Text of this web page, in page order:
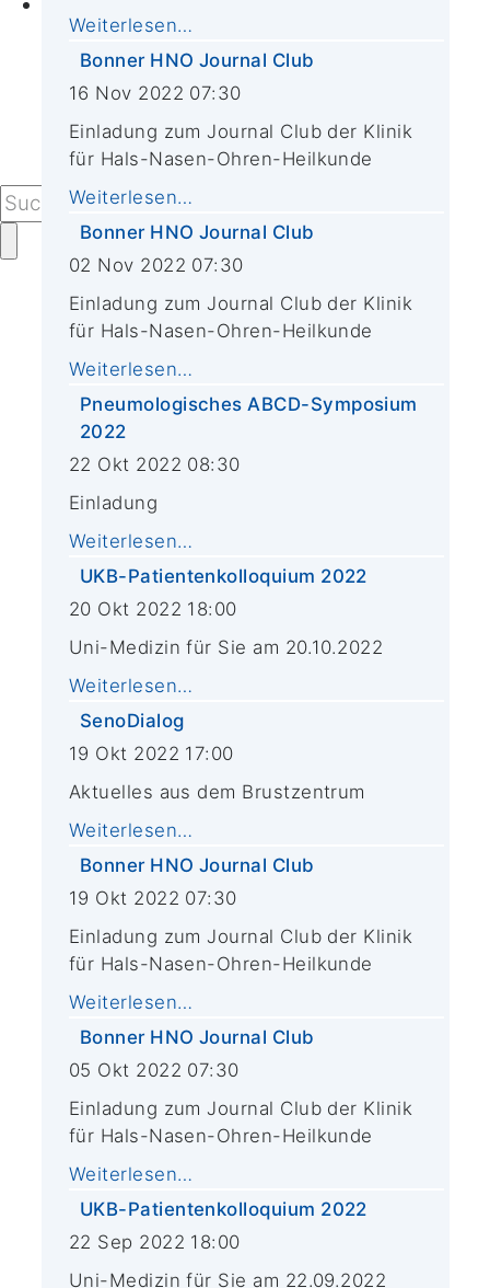
Kontaktformular
Alle Sprechstunden von A-Z
Ihr Besuch im CIO
Anfahrt
Presseanfragen
Weiterlesen…
Bonner HNO Journal Club
16 Nov 2022 07:30
Einladung zum Journal Club der Klinik
für Hals-Nasen-Ohren-Heilkunde
Weiterlesen…
Bonner HNO Journal Club
02 Nov 2022 07:30
Einladung zum Journal Club der Klinik
für Hals-Nasen-Ohren-Heilkunde
Weiterlesen…
Pneumologisches ABCD-Symposium
2022
22 Okt 2022 08:30
Einladung
Weiterlesen…
UKB-Patientenkolloquium 2022
20 Okt 2022 18:00
Uni-Medizin für Sie am 20.10.2022
Weiterlesen…
SenoDialog
19 Okt 2022 17:00
Aktuelles aus dem Brustzentrum
Weiterlesen…
Bonner HNO Journal Club
19 Okt 2022 07:30
Einladung zum Journal Club der Klinik
für Hals-Nasen-Ohren-Heilkunde
Weiterlesen…
Bonner HNO Journal Club
05 Okt 2022 07:30
Einladung zum Journal Club der Klinik
für Hals-Nasen-Ohren-Heilkunde
Weiterlesen…
UKB-Patientenkolloquium 2022
22 Sep 2022 18:00
Uni-Medizin für Sie am 22.09.2022